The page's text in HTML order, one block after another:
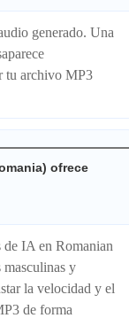
generado. Una
tu archivo MP3
ofrece
de IA en Romanian
masculinas y
la velocidad y el
de forma